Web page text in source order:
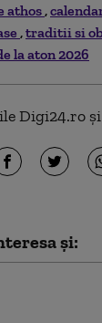
athos
traditii si
la aton 2026
Digi24.ro
și: